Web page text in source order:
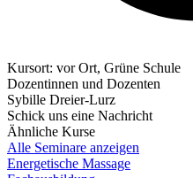
Kursort: vor Ort, Grüne Schule
Dozentinnen und Dozenten
Sybille Dreier-Lurz
Schick uns eine Nachricht
Ähnliche Kurse
Alle Seminare anzeigen
Energetische Massage